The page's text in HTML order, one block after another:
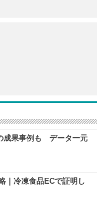
成果事例も データ一元
｜冷凍食品ECで証明し